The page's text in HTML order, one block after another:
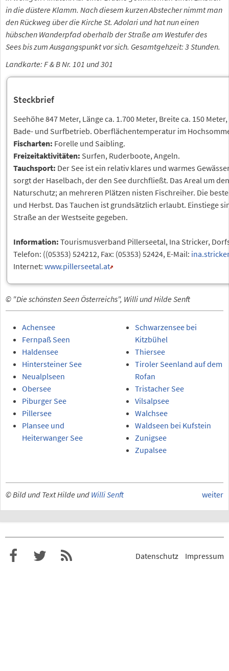
in die düstere Klamm. Nach diesem kurzen Abstecher nimmt man
den Rückweg über die Kirche St. Adolari und hat nun einen
hübschen Wanderpfad oberhalb der Straße am Westufer des
Sees bis zum Ausgangspunkt vor sich. Gesamtgehzeit: 3 Stunden.
Landkarte: F & B Nr. 101 und 301
Steckbrief
Seehöhe 847 Meter, Länge ca. 1.700 Meter, Breite ca. 150
Bade- und Surfbetrieb. Oberflächentemperatur im
Fischarten: Forelle und Saibling.
Freizeitaktivitäten: Surfen, Ruderboote, Angeln.
Tauchsport: Der See ist ein relativ klares und warmes
sorgt der Haselbach, der den See durchfließt. Das Areal um
Naturschutz; an mehreren Plätzen nisten Fischreiher. Die
und Herbst. Das Tauchen ist grundsätzlich erlaubt. Einstiege
Straße an der Westseite gegeben.
Information: Tourismusverband Pillerseetal, Ina Stricker,
Telefon: ((05353) 524212, Fax: (05353) 52424, E-Mail:
Internet: www.pillerseetal.at
© "Die schönsten Seen Österreichs", Willi und Hilde Senft
Achensee
Fernpaß Seen
Haldensee
Hintersteiner See
Neualplseen
Obersee
Piburger See
Pillersee
Plansee und
Heiterwanger See
Schwarzensee bei
Kitzbühel
Thiersee
Tiroler Seenland auf dem
Rofan
Tristacher See
Vilsalpsee
Walchsee
Waldseen bei Kufstein
Zunigsee
Zupalsee
© Bild und Text Hilde und Willi Senft weiter
Datenschutz Impressum